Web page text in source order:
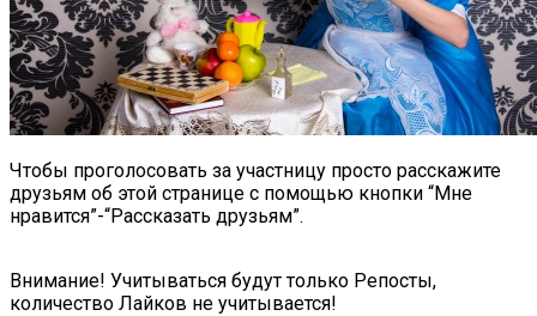
Чтобы проголосовать за участницу просто расскажите
друзьям об этой странице с помощью кнопки “Мне
нравится”-“Рассказать друзьям”.
Внимание! Учитываться будут только Репосты,
количество Лайков не учитывается!